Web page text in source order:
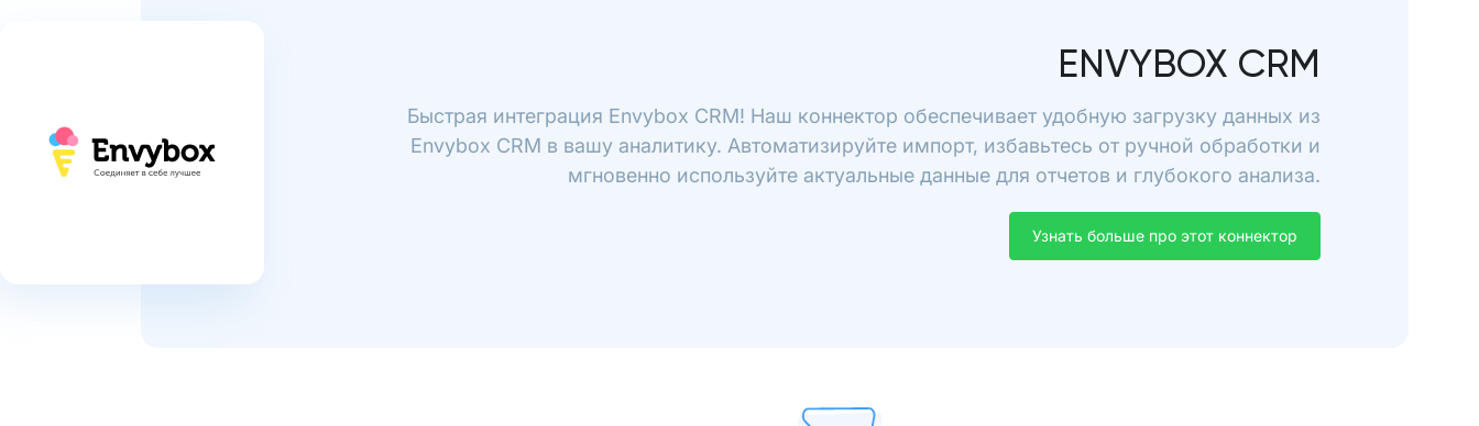
ENVYBOX CRM
Быстрая интеграция Envybox CRM! Наш коннектор обеспечивает удобную загрузку данных из
Envybox CRM в вашу аналитику. Автоматизируйте импорт, избавьтесь от ручной обработки и
мгновенно используйте актуальные данные для отчетов и глубокого анализа.
Узнать больше про этот коннектор